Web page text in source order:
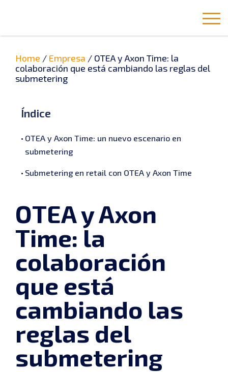
Home / Empresa / OTEA y Axon Time: la
colaboración que está cambiando las reglas del
submetering
Índice
OTEA y Axon Time: un nuevo escenario en
submetering
Submetering en retail con OTEA y Axon Time
OTEA y Axon
Time: la
colaboración
que está
cambiando las
reglas del
submetering